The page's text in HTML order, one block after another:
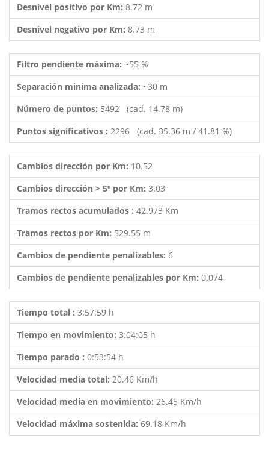
Desnivel positivo por Km: 8.72 m
Desnivel negativo por Km: 8.73 m
Filtro pendiente máxima: ~55 %
Separación minima analizada: ~30 m
Número de puntos: 5492 (cad. 14.78 m)
Puntos significativos : 2296 (cad. 35.36 m / 41.81 %)
Cambios dirección por Km: 10.52
Cambios dirección > 5º por Km: 3.03
Tramos rectos acumulados : 42.973 Km
Tramos rectos por Km: 529.55 m
Cambios de pendiente penalizables: 6
Cambios de pendiente penalizables por Km: 0.074
Tiempo total : 3:57:59 h
Tiempo en movimiento: 3:04:05 h
Tiempo parado : 0:53:54 h
Velocidad media total: 20.46 Km/h
Velocidad media en movimiento: 26.45 Km/h
Velocidad máxima sostenida: 69.18 Km/h